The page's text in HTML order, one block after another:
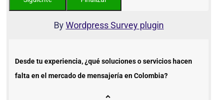
ByWordpress Survey plugin
Desde tu experiencia, ¿qué soluciones o servicios hacen
falta en el mercado de mensajería en Colombia?